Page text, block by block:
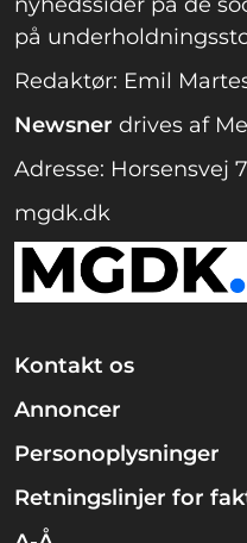
på
Redaktør: Emil
Newsner drives af
Adresse: Horsensvej
mgdk.dk
Kontakt os
Annoncer
Personoplysninger
Retningslinjer for